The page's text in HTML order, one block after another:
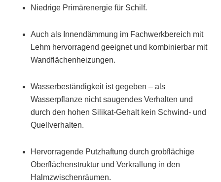
Niedrige Primärenergie für Schilf.
Auch als Innendämmung im Fachwerkbereich mit
Lehm hervorragend geeignet und kombinierbar mit
Wandflächenheizungen.
Wasserbeständigkeit ist gegeben – als
Wasserpflanze nicht saugendes Verhalten und
durch den hohen Silikat-Gehalt kein Schwind- und
Quellverhalten.
Hervorragende Putzhaftung durch grobflächige
Oberflächenstruktur und Verkrallung in den
Halmzwischenräumen.